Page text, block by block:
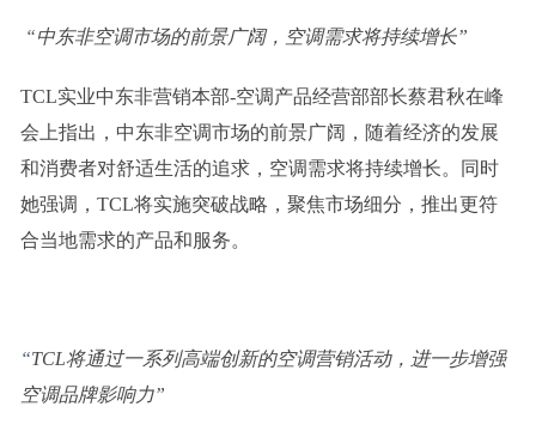
“中东非空调市场的前景广阔， 空调需求将持续增长”
TCL实业中东非营销本部-空调产品经营部部长蔡君秋在峰
会上指出，中东非空调市场的前景广阔，随着经济的发展
和消费者对舒适生活的追求，空调需求将持续增长。同时
她强调，TCL将实施突破战略，聚焦市场细分，推出更符
合当地需求的产品和服务。
“TCL将通过一系列高端创新的空调营销活动，进一步增强
空调品牌影响力”